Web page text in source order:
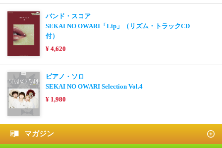
バンド・スコア
SEKAI NO OWARI「Lip」（リズム・トラックCD
付）
¥ 4,620
ピアノ・ソロ
SEKAI NO OWARI Selection Vol.4
¥ 1,980
マガジン